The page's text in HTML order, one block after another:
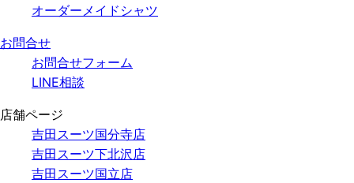
オーダーメイドシャツ
お問合せ
お問合せフォーム
LINE相談
店舗ページ
吉田スーツ国分寺店
吉田スーツ下北沢店
吉田スーツ国立店